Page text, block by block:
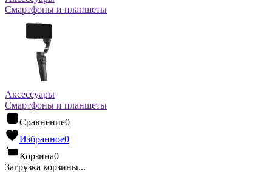
Смартфоны и планшеты
Аксессуары
Смартфоны и планшеты
Сравнение0
Избранное0
Корзина0
Загрузка корзины...